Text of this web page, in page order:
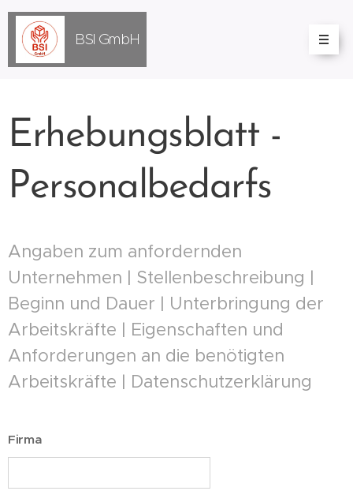
BSI GmbH
Erhebungsblatt -
Personalbedarfs
Angaben zum anfordernden
Unternehmen | Stellenbeschreibung |
Beginn und Dauer | Unterbringung der
Arbeitskräfte | Eigenschaften und
Anforderungen an die benötigten
Arbeitskräfte | Datenschutzerklärung
Firma